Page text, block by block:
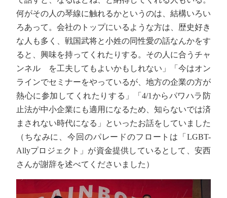
何がその人の琴線に触れるかというのは、結構いろい
ろあって。会社のトップにいるような方は、歴史好き
な人も多く、戦国武将と小姓の同性愛の話なんかをす
ると、興味を持ってくれたりする。その人に合うチャ
ンネル を工夫してもよいかもしれない」「今はオン
ラインでセミナーをやっているが、地方の企業の方が
熱心に参加してくれたりする」「4/1からパワハラ防
止法が中小企業にも適用になるため、知らないでは済
まされない時代になる」といったお話をしていました
（ちなみに、今回のパレードのフロートは「LGBT-
Allyプロジェクト」が資金提供しているとして、安西
さんが謝辞を述べてくださいました）